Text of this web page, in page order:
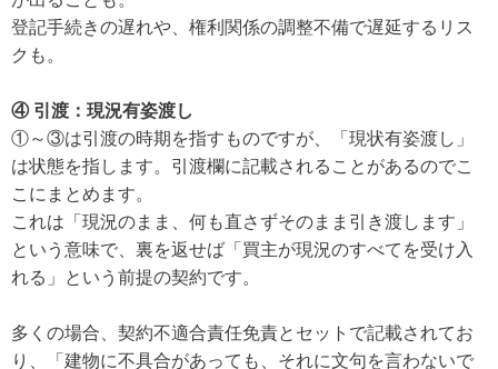
登記手続きの遅れや、権利関係の調整不備で遅延するリス
クも。
④ 引渡：現況有姿渡し
①～③は引渡の時期を指すものですが、「現状有姿渡し」
は状態を指します。引渡欄に記載されることがあるのでこ
こにまとめます。
これは「現況のまま、何も直さずそのまま引き渡します」
という意味で、裏を返せば「買主が現況のすべてを受け入
れる」という前提の契約です。
多くの場合、契約不適合責任免責とセットで記載されてお
り、「建物に不具合があっても、それに文句を言わないで